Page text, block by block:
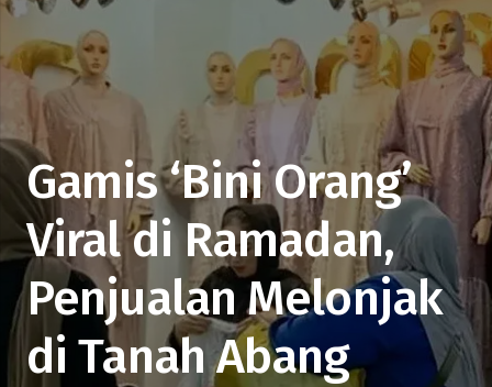
Gamis ‘Bini Orang’
Viral di Ramadan,
Penjualan Melonjak
di Tanah Abang